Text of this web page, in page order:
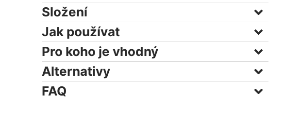
Složení
Jak používat
Pro koho je vhodný
Alternativy
FAQ